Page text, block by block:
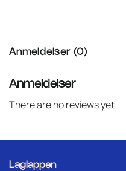
Anmeldelser (0)
Anmeldelser
There are no reviews yet
Laglappen